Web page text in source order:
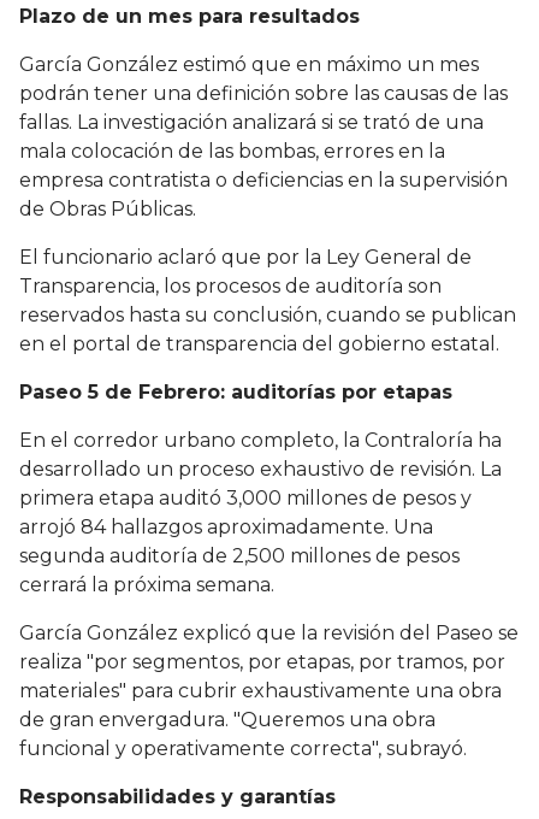
Plazo de un mes para resultados
García González estimó que en máximo un mes
podrán tener una definición sobre las causas de las
fallas. La investigación analizará si se trató de una
mala colocación de las bombas, errores en la
empresa contratista o deficiencias en la supervisión
de Obras Públicas.
El funcionario aclaró que por la Ley General de
Transparencia, los procesos de auditoría son
reservados hasta su conclusión, cuando se publican
en el portal de transparencia del gobierno estatal.
Paseo 5 de Febrero: auditorías por etapas
En el corredor urbano completo, la Contraloría ha
desarrollado un proceso exhaustivo de revisión. La
primera etapa auditó 3,000 millones de pesos y
arrojó 84 hallazgos aproximadamente. Una
segunda auditoría de 2,500 millones de pesos
cerrará la próxima semana.
García González explicó que la revisión del Paseo se
realiza "por segmentos, por etapas, por tramos, por
materiales" para cubrir exhaustivamente una obra
de gran envergadura. "Queremos una obra
funcional y operativamente correcta", subrayó.
Responsabilidades y garantías